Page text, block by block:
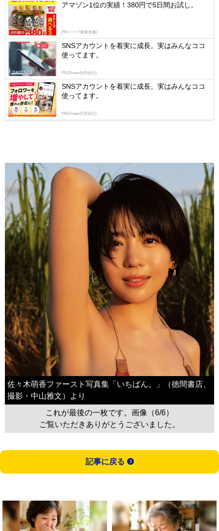
アマゾン1位の実績！380円で5日間お試し。
PR(ハーブ健康本舗)
SNSアカウントを着実に成長。実はみんなココ
使ってます。
PR(Dreaw合同会社)
SNSアカウントを着実に成長。実はみんなココ
使ってます。
PR(Dreaw合同会社)
佐々木萌香ファースト写真集「いちばん。」（徳間書店、
撮影・中山雅文）より
これが最後の一枚です。画像（6/6）
ご覧いただきありがとうございました。
記事に戻る